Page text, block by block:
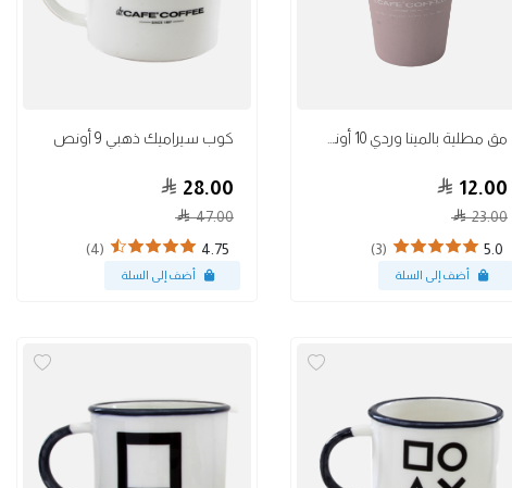
12.00
23.00
5.0
(3)
كوب سيراميك ذهبي 9 أونص
28.00
47.00
4.75
(4)